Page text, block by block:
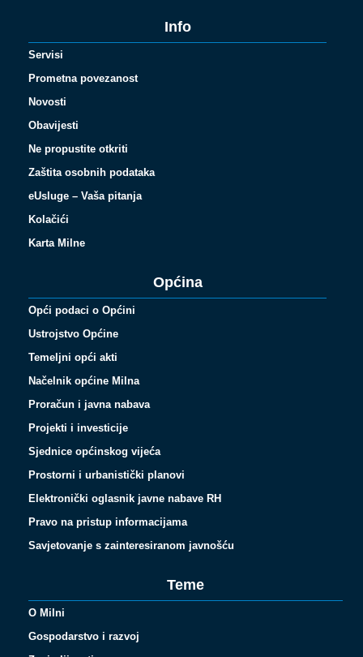
Info
Servisi
Prometna povezanost
Novosti
Obavijesti
Ne propustite otkriti
Zaštita osobnih podataka
eUsluge – Vaša pitanja
Kolačići
Karta Milne
Općina
Opći podaci o Općini
Ustrojstvo Općine
Temeljni opći akti
Načelnik općine Milna
Proračun i javna nabava
Projekti i investicije
Sjednice općinskog vijeća
Prostorni i urbanistički planovi
Elektronički oglasnik javne nabave RH
Pravo na pristup informacijama
Savjetovanje s zainteresiranom javnošću
Teme
O Milni
Gospodarstvo i razvoj